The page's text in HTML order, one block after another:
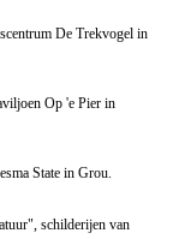
De Trekvogel in
Op 'e Pier in
State in Grou.
schilderijen van